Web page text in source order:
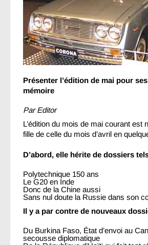
Présenter l’édition de mai pour
mémoire
Par Editor
L’édition du mois de mai courant est
fille de celle du mois d’avril en
D’abord, elle hérite de dossiers
Polytechnique 150 ans
Le G20 en Inde
Donc de la Chine aussi
Sans nul doute la Russie dans son
Il y a par contre de nouveaux
Du Burkina Faso, État d’envoi au
secousse diplomatique